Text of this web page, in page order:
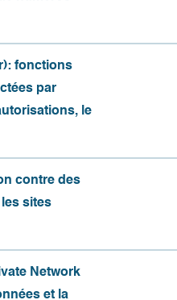
fonctions
par
le
contre des
sites
Network
et la